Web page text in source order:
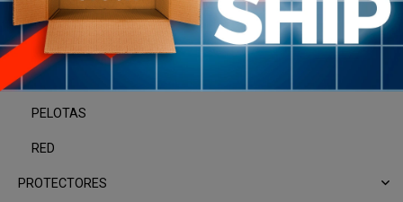
PILATES
PING PONG
PALETAS
PELOTAS
RED
PROTECTORES